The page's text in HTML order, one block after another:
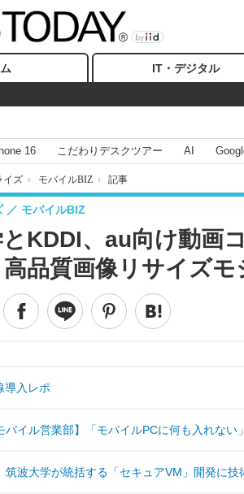
IT・デジタル
16 こだわりデスクツアー AI
イズ › モバイルBIZ › 記事
KDDI、au向け動画
品質画像リサイズ
モバイルBIZ
導入レポ
バイル営業部】「モバイルPCに何も入れな
筑波大学が統括する「セキュアVM」開発に技